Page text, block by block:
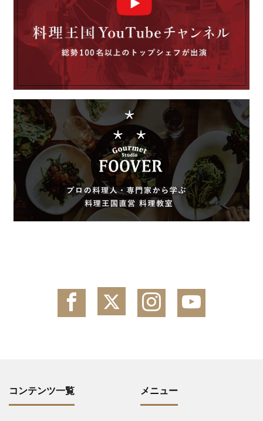
コンテンツ一覧 メニュー